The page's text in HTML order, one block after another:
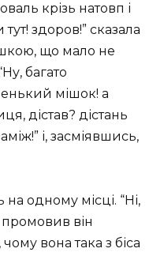
крізь натовп і
тут! здоров!” сказала
що мало не
багато
мішок! а
дістав? дістань
і, засміявшись,
одному місці. “Ні,
він
вона така з біса